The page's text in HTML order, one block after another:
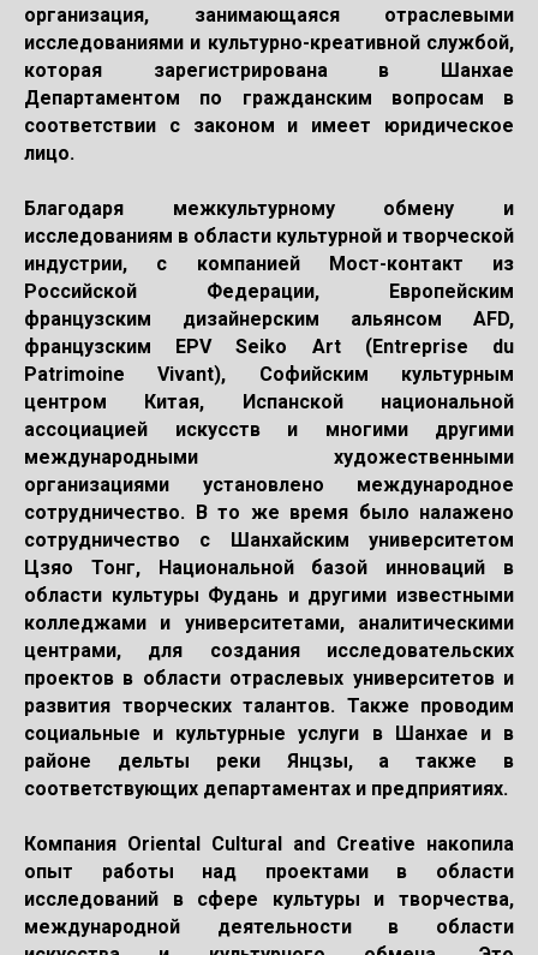
организация, занимающаяся отраслевыми
исследованиями и культурно-креативной службой,
которая зарегистрирована в Шанхае
Департаментом по гражданским вопросам в
соответствии с законом и имеет юридическое
лицо.
Благодаря межкультурному обмену и
исследованиям в области культурной и творческой
индустрии, с компанией Мост-контакт из
Российской Федерации, Европейским
французским дизайнерским альянсом AFD,
французским EPV Seiko Art (Entreprise du
Patrimoine Vivant), Софийским культурным
центром Китая, Испанской национальной
ассоциацией искусств и многими другими
международными художественными
организациями установлено международное
сотрудничество. В то же время было налажено
сотрудничество с Шанхайским университетом
Цзяо Тонг, Национальной базой инноваций в
области культуры Фудань и другими известными
колледжами и университетами, аналитическими
центрами, для создания исследовательских
проектов в области отраслевых университетов и
развития творческих талантов. Также проводим
социальные и культурные услуги в Шанхае и в
районе дельты реки Янцзы, а также в
соответствующих департаментах и предприятиях.
Компания Oriental Cultural and Creative накопила
опыт работы над проектами в области
исследований в сфере культуры и творчества,
международной деятельности в области